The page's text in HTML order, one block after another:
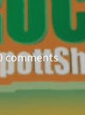
comments